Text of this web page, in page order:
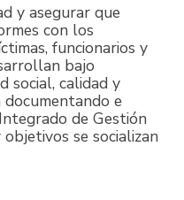
y asegurar que
con los
funcionarios y
bajo
social, calidad y
e
de Gestión
se socializan